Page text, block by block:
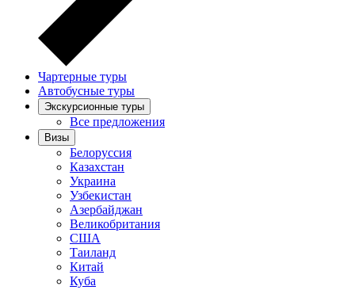
Чартерные туры
Автобусные туры
Экскурсионные туры
Все предложения
Визы
Белоруссия
Казахстан
Украина
Узбекистан
Азербайджан
Великобритания
США
Таиланд
Китай
Куба